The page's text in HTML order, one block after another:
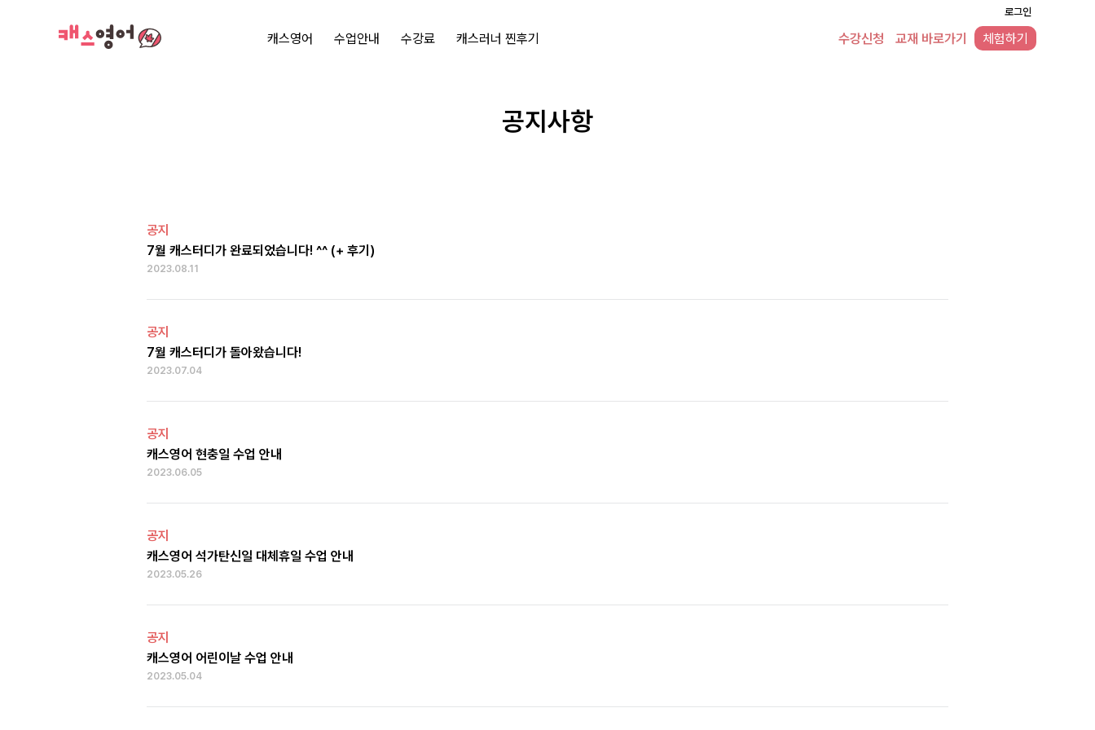
로그인
캐스영어 수업안내 수강료 캐스러너 찐후기 수강신청 교재 바로가기 체험하기
공지사항
공지
7월 캐스터디가 완료되었습니다! ^^ (+ 후기)
2023.08.11
공지
7월 캐스터디가 돌아왔습니다!
2023.07.04
공지
캐스영어 현충일 수업 안내
2023.06.05
공지
캐스영어 석가탄신일 대체휴일 수업 안내
2023.05.26
공지
캐스영어 어린이날 수업 안내
2023.05.04